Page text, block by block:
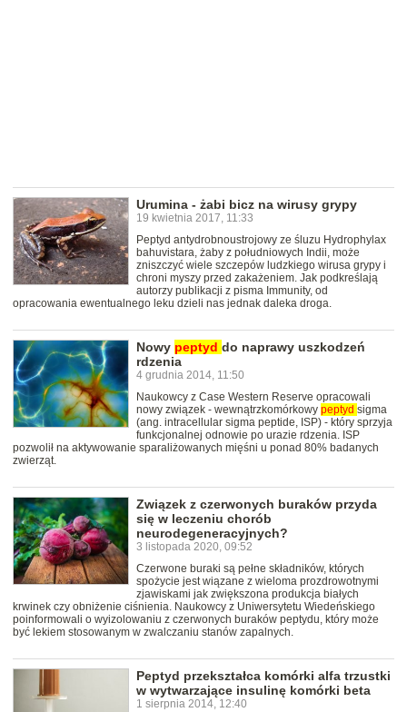
Urumina - żabi bicz na wirusy grypy
19 kwietnia 2017, 11:33
Peptyd antydrobnoustrojowy ze śluzu Hydrophylax
bahuvistara, żaby z południowych Indii, może
zniszczyć wiele szczepów ludzkiego wirusa grypy i
chroni myszy przed zakażeniem. Jak podkreślają
autorzy publikacji z pisma Immunity, od
opracowania ewentualnego leku dzieli nas jednak daleka droga.
Nowy peptyd do naprawy uszkodzeń
rdzenia
4 grudnia 2014, 11:50
Naukowcy z Case Western Reserve opracowali
nowy związek - wewnątrzkomórkowy peptyd sigma
(ang. intracellular sigma peptide, ISP) - który sprzyja
funkcjonalnej odnowie po urazie rdzenia. ISP
pozwolił na aktywowanie sparaliżowanych mięśni u ponad 80% badanych
zwierząt.
Związek z czerwonych buraków przyda
się w leczeniu chorób
neurodegeneracyjnych?
3 listopada 2020, 09:52
Czerwone buraki są pełne składników, których
spożycie jest wiązane z wieloma prozdrowotnymi
zjawiskami jak zwiększona produkcja białych
krwinek czy obniżenie ciśnienia. Naukowcy z Uniwersytetu Wiedeńskiego
poinformowali o wyizolowaniu z czerwonych buraków peptydu, który może
być lekiem stosowanym w zwalczaniu stanów zapalnych.
Peptyd przekształca komórki alfa trzustki
w wytwarzające insulinę komórki beta
1 sierpnia 2014, 12:40